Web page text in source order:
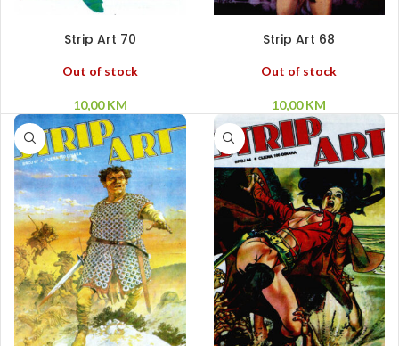
Strip Art 70
Out of stock
10,00KM
Strip Art 68
Out of stock
10,00KM